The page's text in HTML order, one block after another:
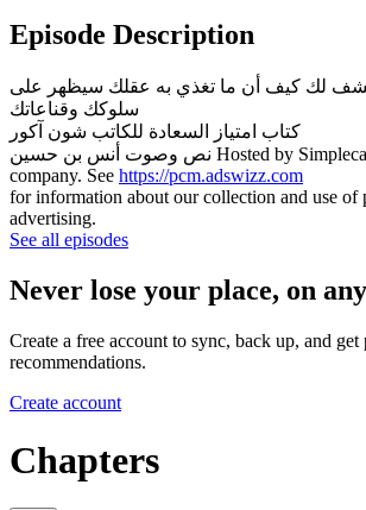
Episode Description
لك كيف أن ما تغذي به عقلك سيظهر على
سلوكك وقناعاتك
كتاب امتياز السعادة للكاتب شون آكور
نص وصوت أنس بن حسين Hosted by Simplecast, an AdsWizz
company. See https://pcm.adswizz.com
for information about our collection and use of
advertising.
See all episodes
Never lose your place, on
Create a free account to sync, back up, and get
recommendations.
Create account
Chapters